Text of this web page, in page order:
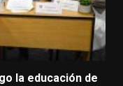
la educación de